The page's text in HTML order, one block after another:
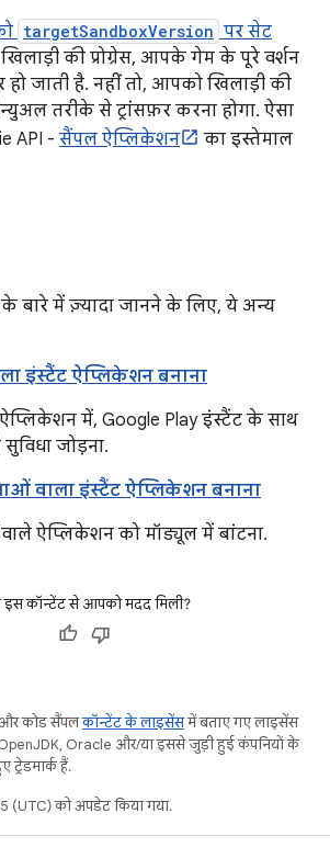
targetSandboxVersion पर सेट
खिलाड़ी की प्रोग्रेस, आपके गेम के पूरे वर्शन
जाती है. नहीं तो, आपको खिलाड़ी की
तरीके से ट्रांसफ़र करना होगा. ऐसा
API - सैंपल ऐप्लिकेशन
का इस्तेमाल
बारे में ज़्यादा जानने के लिए, ये अन्य
इंस्टैंट ऐप्लिकेशन बनाना
में, Google Play इंस्टैंट के साथ
जोड़ना.
वाला इंस्टैंट ऐप्लिकेशन बनाना
ऐप्लिकेशन को मॉड्यूल में बांटना.
इस कॉन्टेंट से आपको मदद मिली?
और कोड सैंपलकॉन्टेंट के लाइसेंसमें बताए गए लाइसेंस
Oracle और/या इससे जुड़ी हुई कंपनियों के
ट्रेडमार्क हैं.
(UTC) को अपडेट किया गया.